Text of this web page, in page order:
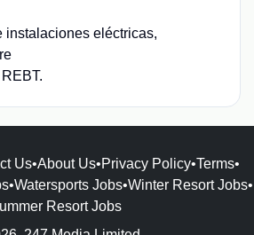
instalaciones eléctricas,
Us•About Us•Privacy Policy•Terms•
•Watersports Jobs•Winter Resort Jobs•
Resort Jobs